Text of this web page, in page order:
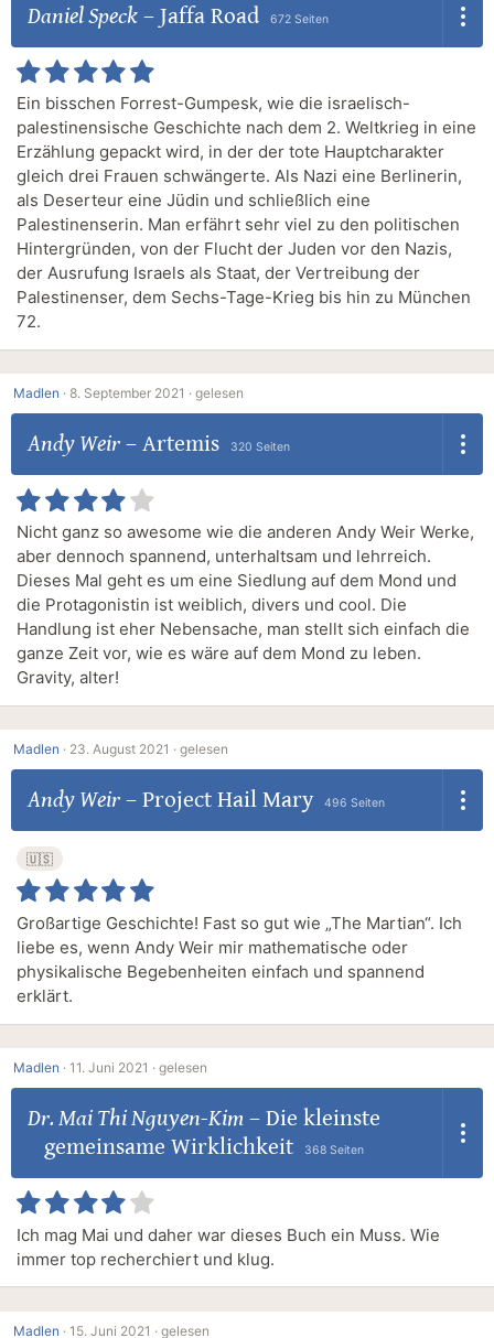
Daniel Speck– Jaffa Road 672 Seiten
Ein bisschen Forrest-Gumpesk, wie die israelisch-
palestinensische Geschichte nach dem 2. Weltkrieg in eine
Erzählung gepackt wird, in der der tote Hauptcharakter
gleich drei Frauen schwängerte. Als Nazi eine Berlinerin,
als Deserteur eine Jüdin und schließlich eine
Palestinenserin. Man erfährt sehr viel zu den politischen
Hintergründen, von der Flucht der Juden vor den Nazis,
der Ausrufung Israels als Staat, der Vertreibung der
Palestinenser, dem Sechs-Tage-Krieg bis hin zu München
72.
Madlen · 8. September 2021 · gelesen
Andy Weir– Artemis 320 Seiten
Nicht ganz so awesome wie die anderen Andy Weir Werke,
aber dennoch spannend, unterhaltsam und lehrreich.
Dieses Mal geht es um eine Siedlung auf dem Mond und
die Protagonistin ist weiblich, divers und cool. Die
Handlung ist eher Nebensache, man stellt sich einfach die
ganze Zeit vor, wie es wäre auf dem Mond zu leben.
Gravity, alter!
Madlen · 23. August 2021 · gelesen
Andy Weir– Project Hail Mary 496 Seiten
🇺🇸
Großartige Geschichte! Fast so gut wie „The Martian“. Ich
liebe es, wenn Andy Weir mir mathematische oder
physikalische Begebenheiten einfach und spannend
erklärt.
Madlen · 11. Juni 2021 · gelesen
Dr. Mai Thi Nguyen-Kim– Die kleinste
gemeinsame Wirklichkeit
368 Seiten
Ich mag Mai und daher war dieses Buch ein Muss. Wie
immer top recherchiert und klug.
Madlen · 15. Juni 2021 · gelesen